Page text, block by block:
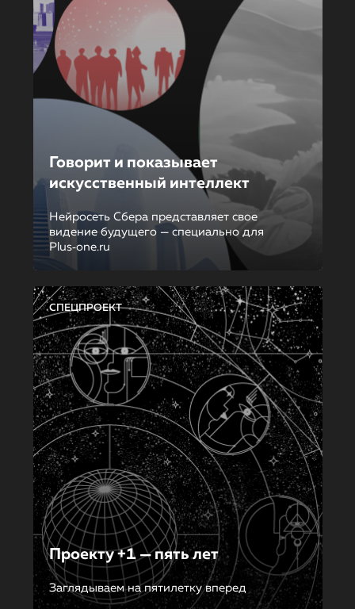
Говорит и показывает
искусственный интеллект
Нейросеть Сбера представляет свое
видение будущего — специально для
Plus‑one.ru
СПЕЦПРОЕКТ
Проекту +1 — пять лет
Заглядываем на пятилетку вперед